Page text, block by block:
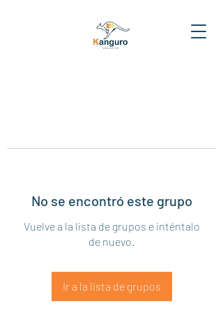
No se encontró este grupo
Vuelve a la lista de grupos e inténtalo
de nuevo.
Ir a la lista de grupos